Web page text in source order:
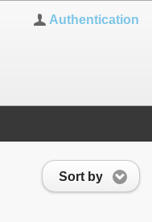
Authentication
Sort by